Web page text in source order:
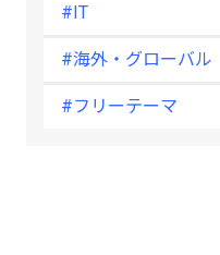
#IT
#海外・グローバル
#フリーテーマ